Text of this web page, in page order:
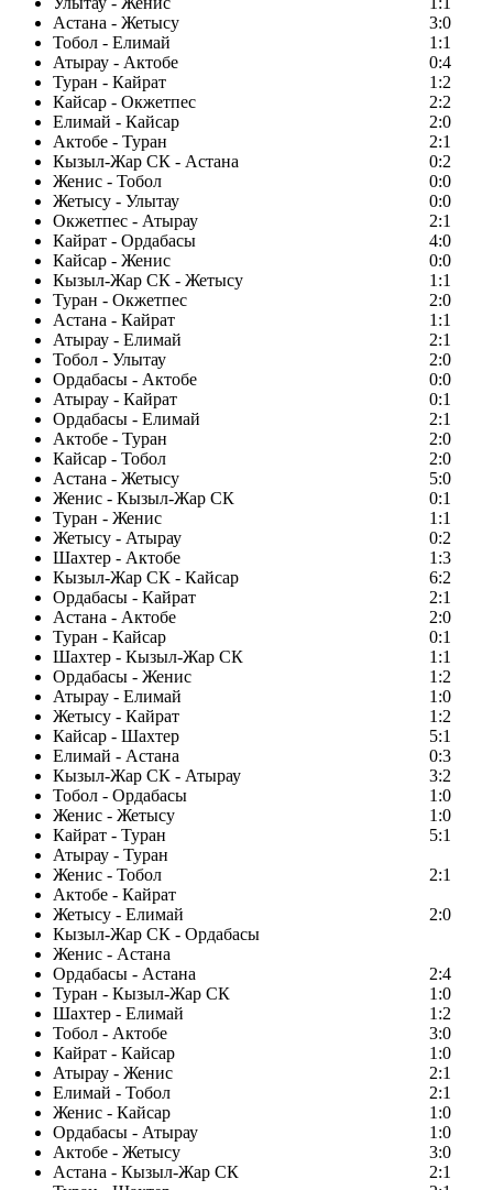
Астана - Жетысу
3:0
Тобол - Елимай
1:1
Атырау - Актобе
0:4
Туран - Кайрат
1:2
Кайсар - Окжетпес
2:2
Елимай - Кайсар
2:0
Актобе - Туран
2:1
Кызыл-Жар СК - Астана
0:2
Женис - Тобол
0:0
Жетысу - Улытау
0:0
Окжетпес - Атырау
2:1
Кайрат - Ордабасы
4:0
Кайсар - Женис
0:0
Кызыл-Жар СК - Жетысу
1:1
Туран - Окжетпес
2:0
Астана - Кайрат
1:1
Атырау - Елимай
2:1
Тобол - Улытау
2:0
Ордабасы - Актобе
0:0
Атырау - Кайрат
0:1
Ордабасы - Елимай
2:1
Актобе - Туран
2:0
Кайсар - Тобол
2:0
Астана - Жетысу
5:0
Женис - Кызыл-Жар СК
0:1
Туран - Женис
1:1
Жетысу - Атырау
0:2
Шахтер - Актобе
1:3
Кызыл-Жар СК - Кайсар
6:2
Ордабасы - Кайрат
2:1
Астана - Актобе
2:0
Туран - Кайсар
0:1
Шахтер - Кызыл-Жар СК
1:1
Ордабасы - Женис
1:2
Атырау - Елимай
1:0
Жетысу - Кайрат
1:2
Кайсар - Шахтер
5:1
Елимай - Астана
0:3
Кызыл-Жар СК - Атырау
3:2
Тобол - Ордабасы
1:0
Женис - Жетысу
1:0
Кайрат - Туран
5:1
Атырау - Туран
Женис - Тобол
2:1
Актобе - Кайрат
Жетысу - Елимай
2:0
Кызыл-Жар СК - Ордабасы
Женис - Астана
Ордабасы - Астана
2:4
Туран - Кызыл-Жар СК
1:0
Шахтер - Елимай
1:2
Тобол - Актобе
3:0
Кайрат - Кайсар
1:0
Атырау - Женис
2:1
Елимай - Тобол
2:1
Женис - Кайсар
1:0
Ордабасы - Атырау
1:0
Актобе - Жетысу
3:0
Астана - Кызыл-Жар СК
2:1